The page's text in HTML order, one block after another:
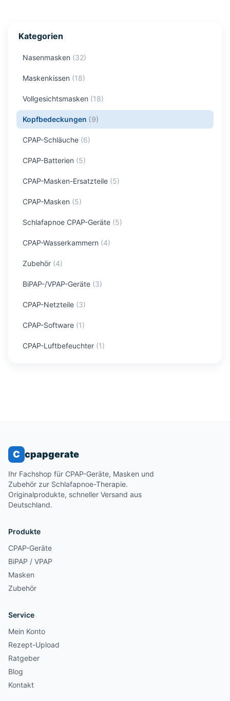
Kategorien
Nasenmasken (32)
Maskenkissen (18)
Vollgesichtsmasken (18)
Kopfbedeckungen (9)
CPAP-Schläuche (6)
CPAP-Batterien (5)
CPAP-Masken-Ersatzteile (5)
CPAP-Masken (5)
Schlafapnoe CPAP-Geräte (5)
CPAP-Wasserkammern (4)
Zubehör (4)
BiPAP-/VPAP-Geräte (3)
CPAP-Netzteile (3)
CPAP-Software (1)
CPAP-Luftbefeuchter (1)
C cpapgerate
Ihr Fachshop für CPAP-Geräte, Masken und
Zubehör zur Schlafapnoe-Therapie.
Originalprodukte, schneller Versand aus
Deutschland.
Produkte
CPAP-Geräte
BiPAP / VPAP
Masken
Zubehör
Service
Mein Konto
Rezept-Upload
Ratgeber
Blog
Kontakt